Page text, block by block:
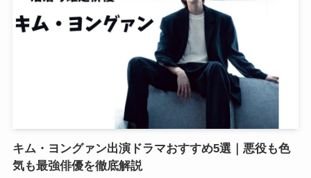
キム・ヨングァン出演ドラマおすすめ5選｜悪役も色
気も最強俳優を徹底解説